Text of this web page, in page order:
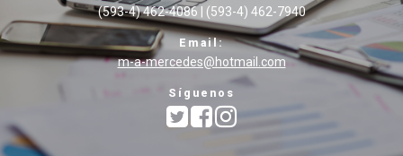
(593-4) 462-4086 | (593-4) 462-7940
Email:
m-a-mercedes@hotmail.com
Síguenos